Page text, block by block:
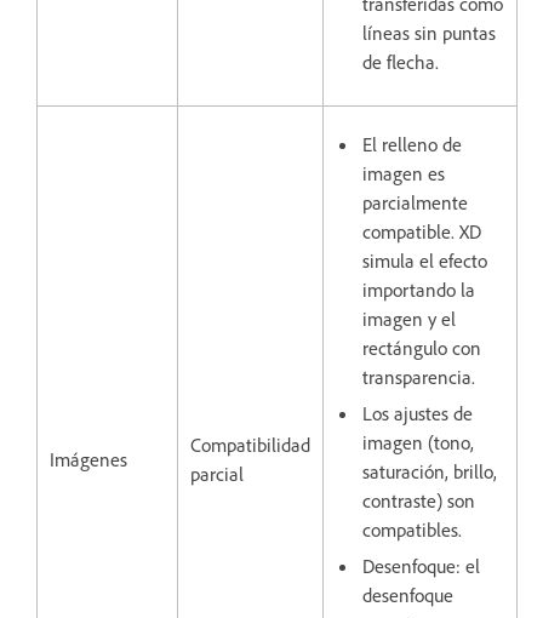
líneas sin puntas
de flecha.
Imágenes
Compatibilidad
parcial
El relleno de
imagen es
parcialmente
compatible. XD
simula el efecto
importando la
imagen y el
rectángulo con
transparencia.
Los ajustes de
imagen (tono,
saturación, brillo,
contraste) son
compatibles.
Desenfoque: el
desenfoque